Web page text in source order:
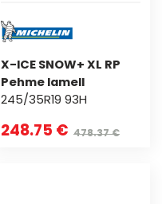
X-ICE SNOW+ XL RP
Pehme lamell
245/35R19 93H
248.75 € 478.37 €